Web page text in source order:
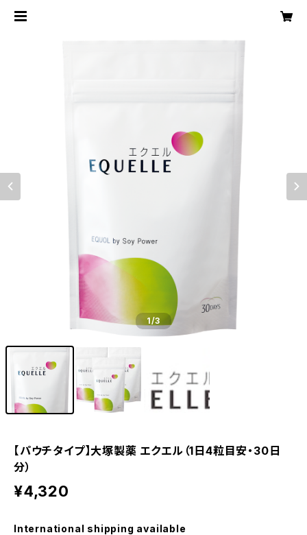
1/3
【パウチタイプ】大塚製薬 エクエル（1日4粒目安・30日
分）
¥4,320
International shipping available